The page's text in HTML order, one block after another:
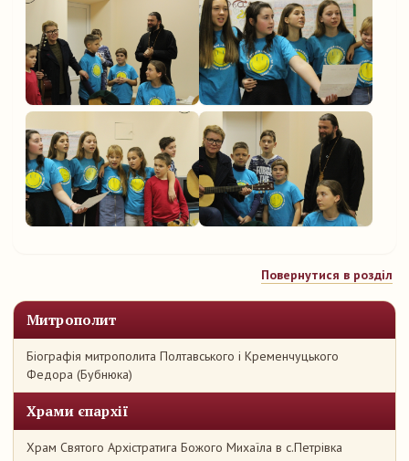
Митрополит
Біографія митрополита Полтавського і Кременчуцького
Федора (Бубнюка)
Храми єпархії
Храм Святого Архістратига Божого Михаїла в с.Петрівка
Повернутися в розділ